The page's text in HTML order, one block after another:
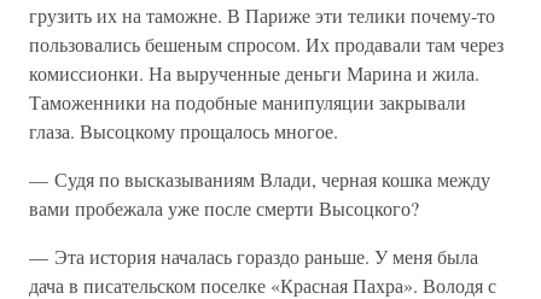
грузить их на таможне. В Париже эти телики почему-то
пользовались бешеным спросом. Их продавали там через
комиссионки. На вырученные деньги Марина и жила.
Таможенники на подобные манипуляции закрывали
глаза. Высоцкому прощалось многое.
— Судя по высказываниям Влади, черная кошка между
вами пробежала уже после смерти Высоцкого?
— Эта история началась гораздо раньше. У меня была
дача в писательском поселке «Красная Пахра». Володя с